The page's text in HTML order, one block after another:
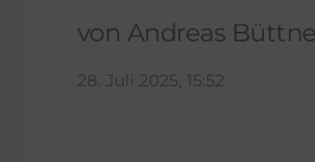
von Andreas
28. Juli 2025, 15:52